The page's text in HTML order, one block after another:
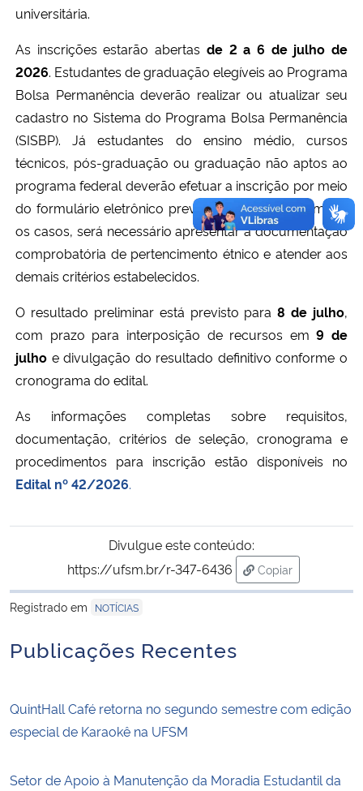
universitária.
As inscrições estarão abertas de 2 a 6 de julho de
2026. Estudantes de graduação elegíveis ao Programa
Bolsa Permanência deverão realizar ou atualizar seu
cadastro no Sistema do Programa Bolsa Permanência
(SISBP). Já estudantes do ensino médio, cursos
técnicos, pós-graduação ou graduação não aptos ao
programa federal deverão efetuar a inscrição por meio
do formulário eletrônico previsto no edital. Em ambos
os casos, será necessário apresentar a documentação
comprobatória de pertencimento étnico e atender aos
demais critérios estabelecidos.
O resultado preliminar está previsto para8 de julho,
com prazo para interposição de recursos em9 de
julho e divulgação do resultado definitivo conforme o
cronograma do edital.
As informações completas sobre requisitos,
documentação, critérios de seleção, cronograma e
procedimentos para inscrição estão disponíveis no
Edital nº 42/2026.
Divulgue este conteúdo:
https://ufsm.br/r-347-6436
Copiar
para área de
Registrado em
NOTÍCIAS
Publicações Recentes
QuintHall Café retorna no segundo semestre com edição
especial de Karaokê na UFSM
Setor de Apoio à Manutenção da Moradia Estudantil da